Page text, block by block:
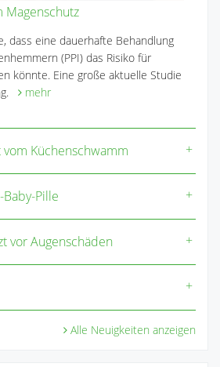
Magenschutz
dass eine dauerhafte Behandlung
(PPI) das Risiko für
könnte. Eine große aktuelle Studie
mehr
Küchenschwamm
Pille
vor Augenschäden
Alle Neuigkeiten anzeigen